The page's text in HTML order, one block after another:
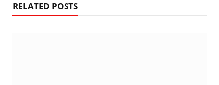
RELATED POSTS